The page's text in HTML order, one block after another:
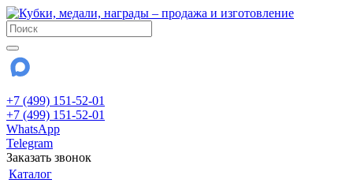
+7 (499) 151-52-01
+7 (499) 151-52-01
WhatsApp
Telegram
Заказать звонок
Каталог